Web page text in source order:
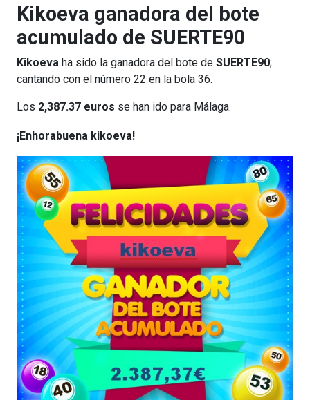
Kikoeva ganadora del bote
acumulado de SUERTE90
Kikoeva ha sido la ganadora del bote de SUERTE90;
cantando con el número 22 en la bola 36.
Los 2,387.37 euros se han ido para Málaga.
¡Enhorabuena kikoeva!